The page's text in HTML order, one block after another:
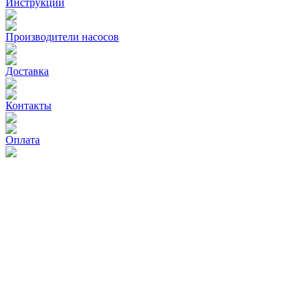
Инструкции
Производители насосов
Доставка
Контакты
Оплата